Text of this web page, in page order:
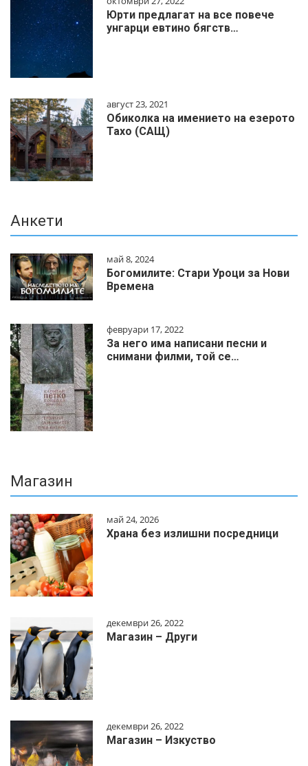
Юрти предлагат на все повече
унгарци евтино бягств…
август 23, 2021
Обиколка на имението на езерото
Тахо (САЩ)
Анкети
май 8, 2024
Богомилите: Стари Уроци за Нови
Времена
февруари 17, 2022
За него има написани песни и
снимани филми, той се…
Магазин
май 24, 2026
Храна без излишни посредници
декември 26, 2022
Магазин – Други
декември 26, 2022
Магазин – Изкуство